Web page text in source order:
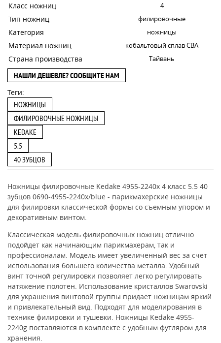
Класс ножниц 4
Тип ножниц филировочные
Категория ножницы
Материал ножниц кобальтовый сплав CBA
Страна производства Тайвань
НАШЛИ ДЕШЕВЛЕ? СООБЩИТЕ НАМ
Теги:
НОЖНИЦЫ
ФИЛИРОВОЧНЫЕ НОЖНИЦЫ
KEDAKE
5.5
40 ЗУБЦОВ
Ножницы филировочные Kedake 4955-2240x 4 класс 5.5 40
зубцов 0690-4955-2240x/blue - парикмахерские ножницы
для филировки классической формы со съемным упором и
декоративным винтом.
Классическая модель филировочных ножниц отлично
подойдет как начинающим парикмахерам, так и
профессионалам. Модель имеет увеличенный вес за счет
использования большего количества металла. Удобный
винт точной регулировки позволяет легко регулировать
натяжение полотен. Использование кристаллов Swarovski
для украшения винтовой группы придает ножницам яркий
и привлекательный вид. Подходят для моделирования в
технике филировки и тушевки. Ножницы Kedake 4955-
2240g поставляются в комплекте с удобным футляром для
хранения.